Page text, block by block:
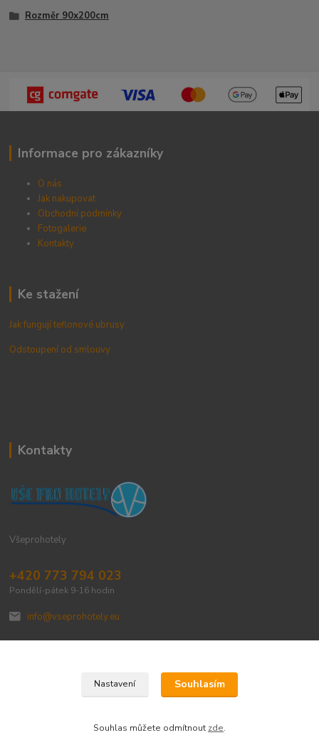
Rozměr 90x200cm
Informace pro zákazníky
O nás
Jak nakupovat
Obchodní podmínky
Fotogalerie
Kontakty
Ke stažení
Jak fungují teflonové ubrusy
Odstoupení od smlouvy
Kontakty
Všeprohotely
+420 773 794 023
Pondělí-pátek 9-16 hodin
info@vseprohotely.eu
Upravit sběr cookies.
Nastavení Souhlasím
Souhlas můžete odmítnout zde.